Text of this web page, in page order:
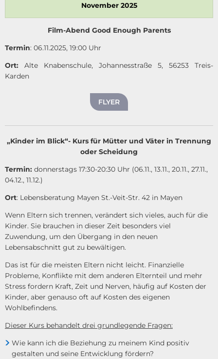
November 2025
Film-Abend Good Enough Parents
Termin: 06.11.2025, 19:00 Uhr
Ort: Alte Knabenschule, Johannesstraße 5, 56253 Treis-
Karden
FLYER
„Kinder im Blick“- Kurs für Mütter und Väter in Trennung
oder Scheidung
Termin: donnerstags 17:30-20:30 Uhr (06.11., 13.11., 20.11., 27.11.,
04.12., 11.12.)
Ort: Lebensberatung Mayen St.-Veit-Str. 42 in Mayen
Wenn Eltern sich trennen, verändert sich vieles, auch für die
Kinder. Sie brauchen in dieser Zeit besonders viel
Zuwendung, um den Übergang in den neuen
Lebensabschnitt gut zu bewältigen.
Das ist für die meisten Eltern nicht leicht. Finanzielle
Probleme, Konflikte mit dem anderen Elternteil und mehr
Stress fordern Kraft, Zeit und Nerven, häufig auf Kosten der
Kinder, aber genauso oft auf Kosten des eigenen
Wohlbefindens.
Dieser Kurs behandelt drei grundlegende Fragen:
Wie kann ich die Beziehung zu meinem Kind positiv
gestalten und seine Entwicklung fördern?